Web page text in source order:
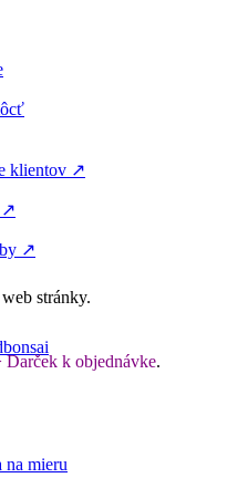
klientov ↗
↗
↗
na mieru
stránky.
Darček k objednávke.